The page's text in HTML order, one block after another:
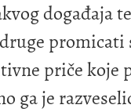
događaja
promicati
priče koje
ga je